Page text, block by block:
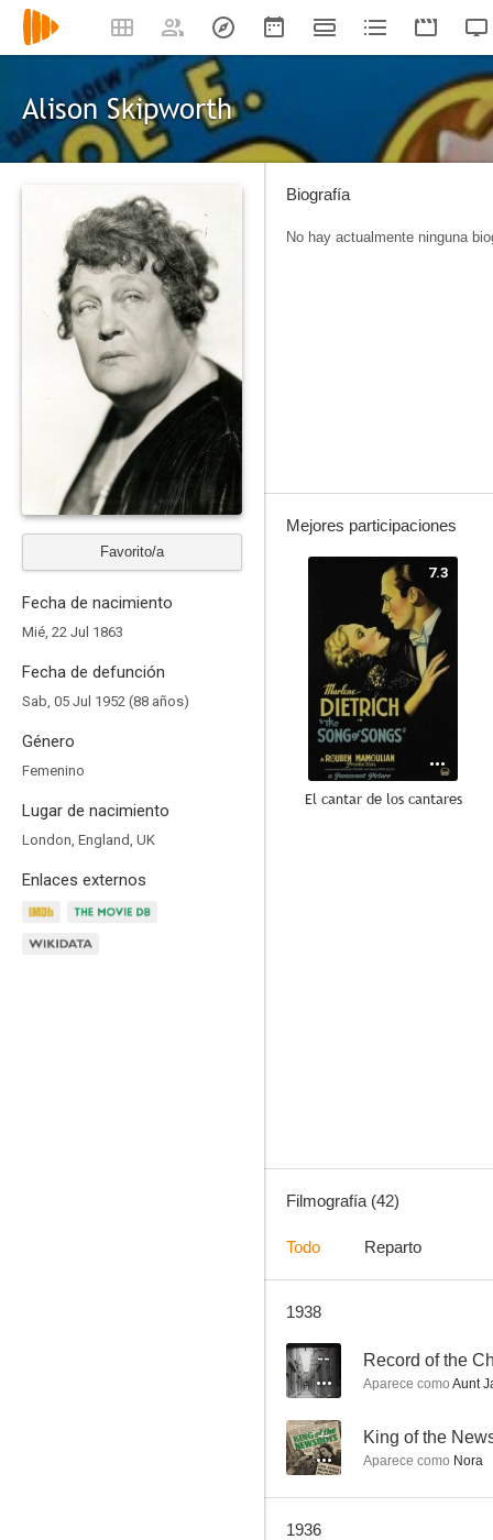
Alison Skipworth
Favorito/a
Fecha de nacimiento
Mié, 22 Jul 1863
Fecha de defunción
Sab, 05 Jul 1952 (88 años)
Género
Femenino
Lugar de nacimiento
London, England, UK
Enlaces externos
Biografía
No hay actualmente ninguna
Mejores participaciones
7.3
El cantar de los cantares
--
Filmografía (42)
Todo Reparto
1938
--
Aparece como Aunt
-- King of the
Aparece como Nora
1936